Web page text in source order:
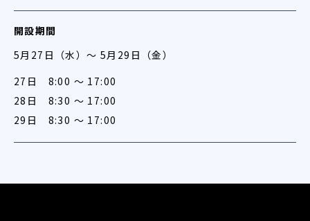
開設期間
5月27日（水）～ 5月29日（金）
27日 8:00 ～ 17:00
28日 8:30 ～ 17:00
29日 8:30 ～ 17:00